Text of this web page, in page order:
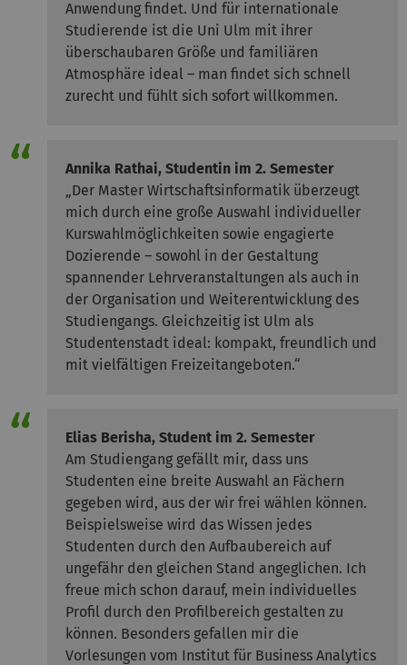
Anwendung findet. Und für internationale
Studierende ist die Uni Ulm mit ihrer
überschaubaren Größe und familiären
Atmosphäre ideal – man findet sich schnell
zurecht und fühlt sich sofort willkommen.
Annika Rathai, Studentin im 2. Semester
„Der Master Wirtschaftsinformatik überzeugt
mich durch eine große Auswahl individueller
Kurswahlmöglichkeiten sowie engagierte
Dozierende – sowohl in der Gestaltung
spannender Lehrveranstaltungen als auch in
der Organisation und Weiterentwicklung des
Studiengangs. Gleichzeitig ist Ulm als
Studentenstadt ideal: kompakt, freundlich und
mit vielfältigen Freizeitangeboten.“
Elias Berisha, Student im 2. Semester
Am Studiengang gefällt mir, dass uns
Studenten eine breite Auswahl an Fächern
gegeben wird, aus der wir frei wählen können.
Beispielsweise wird das Wissen jedes
Studenten durch den Aufbaubereich auf
ungefähr den gleichen Stand angeglichen. Ich
freue mich schon darauf, mein individuelles
Profil durch den Profilbereich gestalten zu
können. Besonders gefallen mir die
Vorlesungen vom Institut für Business Analytics